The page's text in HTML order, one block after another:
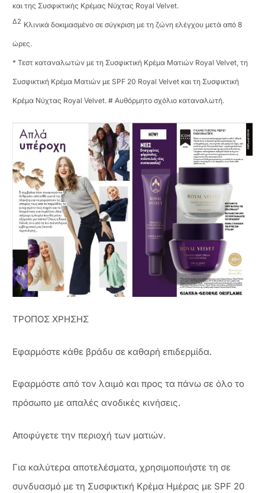
και της Συσφικτικής Κρέμας Νύχτας Royal Velvet.
Δ2 Κλινικά δοκιμασμένο σε σύγκριση με τη ζώνη ελέγχου μετά από 8
ώρες.
* Τεστ καταναλωτών με τη Συσφικτική Κρέμα Ματιών Royal Velvet, τη
Συσφικτική Κρέμα Ματιών με SPF 20 Royal Velvet και τη Συσφικτική
Κρέμα Νύχτας Royal Velvet. # Αυθόρμητο σχόλιο καταναλωτή.
ΤΡΟΠΟΣ ΧΡΗΣΗΣ
Εφαρμόστε κάθε βράδυ σε καθαρή επιδερμίδα.
Εφαρμόστε από τον λαιμό και προς τα πάνω σε όλο το
πρόσωπο με απαλές ανοδικές κινήσεις.
Αποφύγετε την περιοχή των ματιών.
Για καλύτερα αποτελέσματα, χρησιμοποιήστε τη σε
συνδυασμό με τη Συσφικτική Κρέμα Ημέρας με SPF 20